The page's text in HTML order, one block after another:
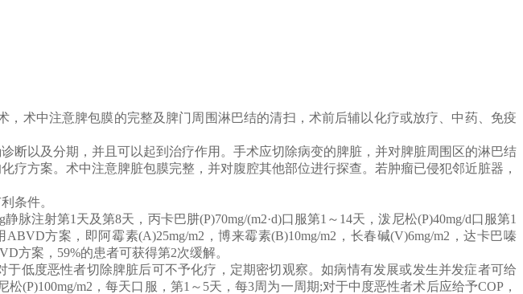
术中注意脾包膜的完整及脾门周围淋巴结的清扫，术前后辅以化疗或放疗、中药、免疫
断以及分期，并且可以起到治疗作用。手术应切除病变的脾脏，并对脾脏周围区的淋巴结
方案。术中注意脾脏包膜完整，并对腹腔其他部位进行探查。若肿瘤已侵犯邻近脏器，
条件。
注射第1天及第8天，丙卡巴肼(P)70mg/(m2·d)口服第1～14天，泼尼松(P)40mg/d口服第1
方案，即阿霉素(A)25mg/m2，博来霉素(B)10mg/m2，长春碱(V)6mg/m2，达卡巴嗪
方案，59%的患者可获得第2次缓解。
低度恶性者切除脾脏后可不予化疗，定期密切观察。如病情有发展或发生并发症者可给
(P)100mg/m2，每天口服，第1～5天，每3周为一周期;对于中度恶性者术后应给予COP，